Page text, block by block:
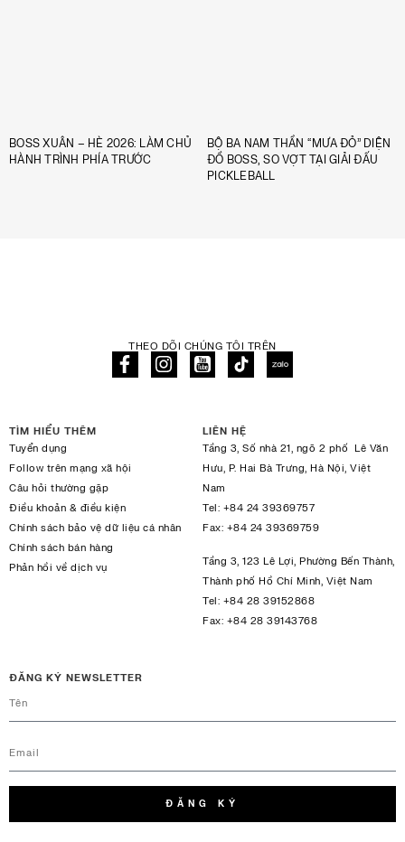
BOSS XUÂN – HÈ 2026: LÀM CHỦ
HÀNH TRÌNH PHÍA TRƯỚC
BỘ BA NAM THẦN “MƯA ĐỎ” DIỆN
ĐỒ BOSS, SO VỢT TẠI GIẢI ĐẤU
PICKLEBALL
THEO DÕI CHÚNG TÔI TRÊN
TÌM HIỂU THÊM
Tuyển dụng
Follow trên mạng xã hội
Câu hỏi thường gặp
Điều khoản & điều kiện
Chính sách bảo vệ dữ liệu cá nhân
Chính sách bán hàng
Phản hồi về dịch vụ
LIÊN HỆ
Tầng 3, Số nhà 21, ngõ 2 phố Lê Văn
Hưu, P. Hai Bà Trưng, Hà Nội, Việt
Nam
Tel: +84 24 39369757
Fax: +84 24 39369759
Tầng 3, 123 Lê Lợi, Phường Bến Thành,
Thành phố Hồ Chí Minh, Việt Nam
Tel: +84 28 39152868
Fax: +84 28 39143768
ĐĂNG KÝ NEWSLETTER
ĐĂNG KÝ